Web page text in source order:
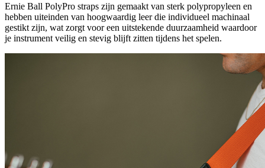
Ernie Ball PolyPro straps zijn gemaakt van sterk polypropyleen en
hebben uiteinden van hoogwaardig leer die individueel machinaal
gestikt zijn, wat zorgt voor een uitstekende duurzaamheid waardoor
je instrument veilig en stevig blijft zitten tijdens het spelen.